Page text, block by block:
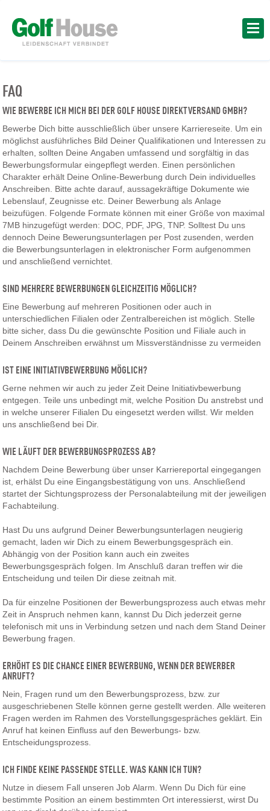
FAQ
WIE BEWERBE ICH MICH BEI DER GOLF HOUSE DIREKTVERSAND GMBH?
Bewerbe Dich bitte ausschließlich über unsere Karriereseite. Um ein
möglichst ausführliches Bild Deiner Qualifikationen und Interessen zu
erhalten, sollten Deine Angaben umfassend und sorgfältig in das
Bewerbungsformular eingepflegt werden. Einen persönlichen
Charakter erhält Deine Online-Bewerbung durch Dein individuelles
Anschreiben. Bitte achte darauf, aussagekräftige Dokumente wie
Lebenslauf, Zeugnisse etc. Deiner Bewerbung als Anlage
beizufügen. Folgende Formate können mit einer Größe von maximal
7MB hinzugefügt werden: DOC, PDF, JPG, TNP. Solltest Du uns
dennoch Deine Bewerungsunterlagen per Post zusenden, werden
die Bewerbungsunterlagen in elektronischer Form aufgenommen
und anschließend vernichtet.
SIND MEHRERE BEWERBUNGEN GLEICHZEITIG MÖGLICH?
Eine Bewerbung auf mehreren Positionen oder auch in
unterschiedlichen Filialen oder Zentralbereichen ist möglich. Stelle
bitte sicher, dass Du die gewünschte Position und Filiale auch in
Deinem Anschreiben erwähnst um Missverständnisse zu vermeiden
IST EINE INITIATIVBEWERBUNG MÖGLICH?
Gerne nehmen wir auch zu jeder Zeit Deine Initiativbewerbung
entgegen. Teile uns unbedingt mit, welche Position Du anstrebst und
in welche unserer Filialen Du eingesetzt werden willst. Wir melden
uns anschließend bei Dir.
WIE LÄUFT DER BEWERBUNGSPROZESS AB?
Nachdem Deine Bewerbung über unser Karriereportal eingegangen
ist, erhälst Du eine Eingangsbestätigung von uns. Anschließend
startet der Sichtungsprozess der Personalabteilung mit der jeweiligen
Fachabteilung.
Hast Du uns aufgrund Deiner Bewerbungsunterlagen neugierig
gemacht, laden wir Dich zu einem Bewerbungsgespräch ein.
Abhängig von der Position kann auch ein zweites
Bewerbungsgespräch folgen. Im Anschluß daran treffen wir die
Entscheidung und teilen Dir diese zeitnah mit.
Da für einzelne Positionen der Bewerbungsprozess auch etwas mehr
Zeit in Anspruch nehmen kann, kannst Du Dich jederzeit gerne
telefonisch mit uns in Verbindung setzen und nach dem Stand Deiner
Bewerbung fragen.
ERHÖHT ES DIE CHANCE EINER BEWERBUNG, WENN DER BEWERBER
ANRUFT?
Nein, Fragen rund um den Bewerbungsprozess, bzw. zur
ausgeschriebenen Stelle können gerne gestellt werden. Alle weiteren
Fragen werden im Rahmen des Vorstellungsgespräches geklärt. Ein
Anruf hat keinen Einfluss auf den Bewerbungs- bzw.
Entscheidungsprozess.
ICH FINDE KEINE PASSENDE STELLE. WAS KANN ICH TUN?
Nutze in diesem Fall unseren Job Alarm. Wenn Du Dich für eine
bestimmte Position an einem bestimmten Ort interessierst, wirst Du